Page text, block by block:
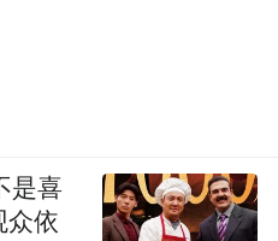
是喜
众依